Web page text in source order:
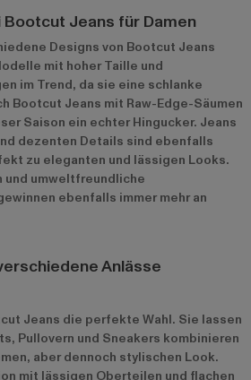
Jeans für Damen
Designs von Bootcut Jeans
mit hoher Taille und
im Trend, da sie eine schlanke
Bootcut Jeans mit Raw-Edge-Säumen
Saison ein echter Hingucker. Jeans
dezenten Details sind ebenfalls
zu eleganten und lässigen Looks.
umweltfreundliche
ebenfalls immer mehr an
Anlässe
Jeans die perfekte Wahl. Sie lassen
Pullovern und Sneakers kombinieren
aber dennoch stylischen Look.
mit lässigen Oberteilen und flachen